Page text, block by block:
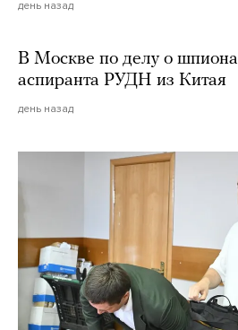
день назад
В Москве по делу о
аспиранта РУДН из Китая
день назад